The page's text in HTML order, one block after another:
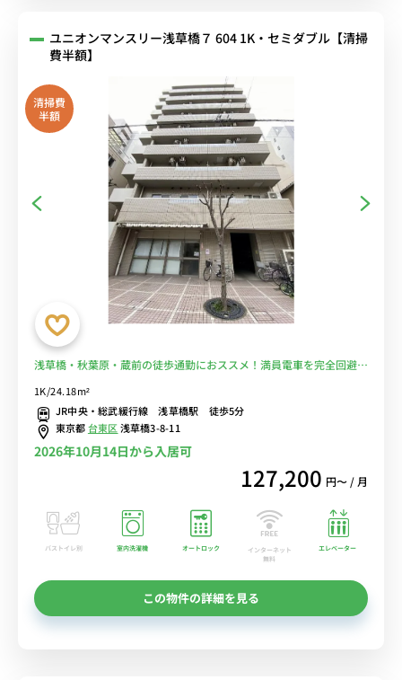
ユニオンマンスリー浅草橋７ 604 1K・セミダブル【清掃
費半額】
清掃費
半額
浅草橋・秋葉原・蔵前の徒歩通勤におススメ！満員電車を完全回避
1K/24.18m²
JR中央・総武緩行線 浅草橋駅 徒歩5分
東京都台東区浅草橋3-8-11
2026年10月14日から入居可
127,200 円〜 / 月
バストイレ別 室内洗濯機 オートロック
インターネット
無料
エレベーター
この物件の詳細を見る